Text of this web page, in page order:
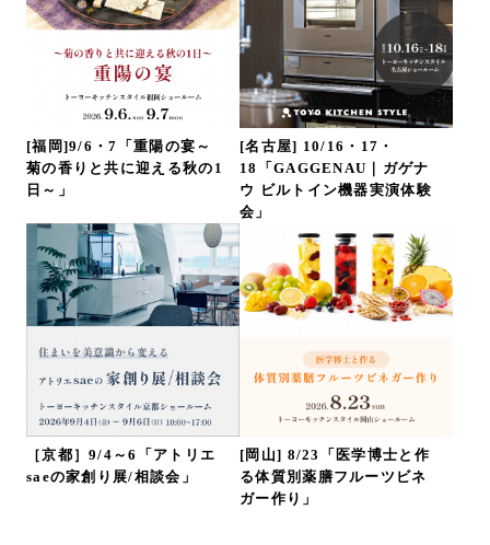
[福岡]9/6・7「重陽の宴～
菊の香りと共に迎える秋の1
日～」
[名古屋] 10/16・17・
18「GAGGENAU｜ガゲナ
ウ ビルトイン機器実演体験
会」
［京都］9/4～6「アトリエ
saeの家創り展/相談会」
[岡山] 8/23「医学博士と作
る体質別薬膳フルーツビネ
ガー作り」